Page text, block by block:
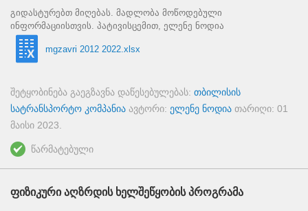
გიდასტურებთ მიღებას. მადლობა მოწოდებული
ინფორმაციისთვის. პატივისცემით, ელენე ნოდია
mgzavri 2012 2022.xlsx
შეტყობინება გაეგზავნა დაწესებულებას: თბილისის
სატრანსპორტო კომპანია ავტორი: ელენე ნოდია თარიღი: 01
მაისი 2023.
წარმატებული
ფიზიკური აღზრდის ხელშეწყობის პროგრამა